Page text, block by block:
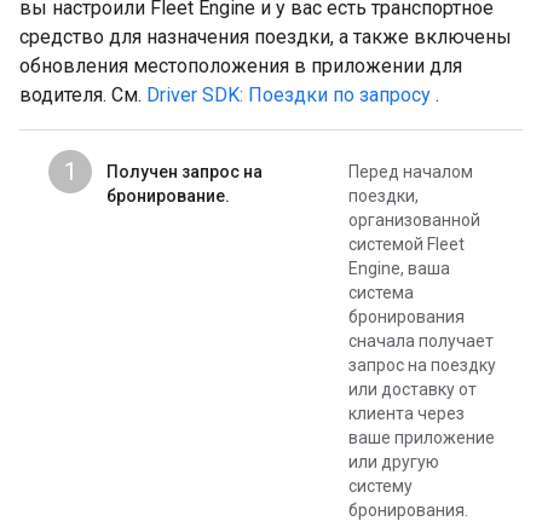
вы настроили Fleet Engine и у вас есть транспортное
средство для назначения поездки, а также включены
обновления местоположения в приложении для
водителя. См. Driver SDK: Поездки по запросу .
1
Получен запрос на
бронирование.
Перед началом
поездки,
организованной
системой Fleet
Engine, ваша
система
бронирования
сначала получает
запрос на поездку
или доставку от
клиента через
ваше приложение
или другую
систему
бронирования.